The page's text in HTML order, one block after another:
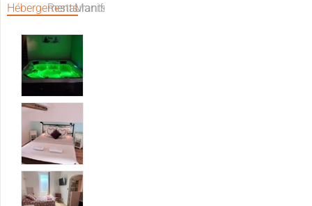
Hébergements
Restaurants
Manifestations